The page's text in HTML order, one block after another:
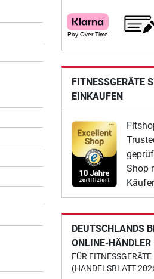
FITNESSGERÄTE
EINKAUFEN
Shop
DEUTSCHLANDS
ONLINE-HÄNDLER
FÜR FITNESSGERÄTE
(HANDELSBLATT